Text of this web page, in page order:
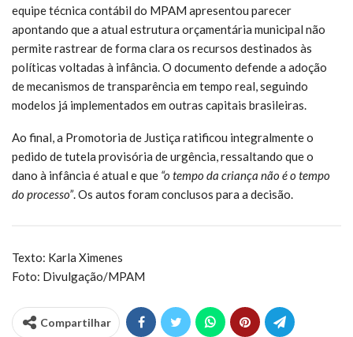
equipe técnica contábil do MPAM apresentou parecer
apontando que a atual estrutura orçamentária municipal não
permite rastrear de forma clara os recursos destinados às
políticas voltadas à infância. O documento defende a adoção
de mecanismos de transparência em tempo real, seguindo
modelos já implementados em outras capitais brasileiras.
Ao final, a Promotoria de Justiça ratificou integralmente o
pedido de tutela provisória de urgência, ressaltando que o
dano à infância é atual e que “o tempo da criança não é o tempo
do processo”. Os autos foram conclusos para a decisão.
Texto: Karla Ximenes
Foto: Divulgação/MPAM
Compartilhar